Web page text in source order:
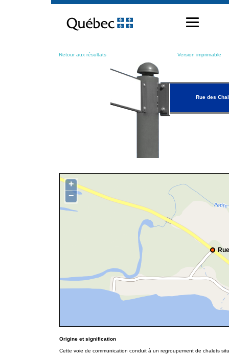
contenu
Retour aux résultats Version imprimable
Rue des
+
−
Origine et signification
Cette voie de communication conduit à un regroupement de chalets